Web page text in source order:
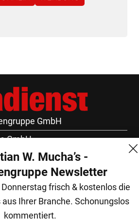
GmbH
GmbH
W. Mucha’s -
Newsletter
frisch & kostenlos die
Ihrer Branche. Schonungslos
kommentiert.